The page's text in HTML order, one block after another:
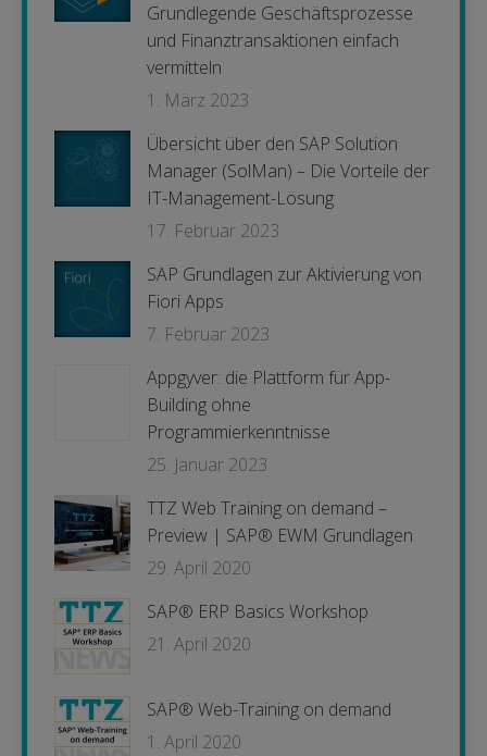
Grundlegende Geschäftsprozesse
und Finanztransaktionen einfach
vermitteln
1. März 2023
Übersicht über den SAP Solution
Manager (SolMan) – Die Vorteile der
IT-Management-Lösung
17. Februar 2023
SAP Grundlagen zur Aktivierung von
Fiori Apps
7. Februar 2023
Appgyver: die Plattform für App-
Building ohne
Programmierkenntnisse
25. Januar 2023
TTZ Web Training on demand –
Preview | SAP® EWM Grundlagen
29. April 2020
SAP® ERP Basics Workshop
21. April 2020
SAP® Web-Training on demand
1. April 2020